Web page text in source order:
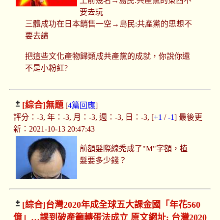
要去玩
三體成功在日本銷售一空→島民:共產黨的思想不
要去讀
把這些文化產物歸類成共產黨的成就，你說你還
不是小粉紅?
[綜合]無題[4篇回應]
評分：-3, 年：-3, 月：-3, 週：-3, 日：-3, [+1 /-1] 最後更
新：2021-10-13 20:47:43
前額髮際線禿成了"M"字額，植
髮要多少錢？
[綜合]台灣2020年成全球五大課金國「年花560
億」…課到破產籲轉蛋法成立 原文網址: 台灣2020